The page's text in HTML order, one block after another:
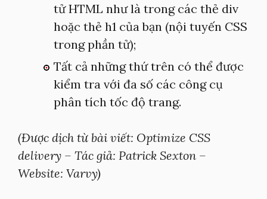
tử HTML như là trong các thẻ div
hoặc thẻ h1 của bạn (nội tuyến CSS
trong phần tử);
Tất cả những thứ trên có thể được
kiểm tra với đa số các công cụ
phân tích tốc độ trang.
(Được dịch từ bài viết: Optimize CSS
delivery – Tác giả: Patrick Sexton –
Website: Varvy)